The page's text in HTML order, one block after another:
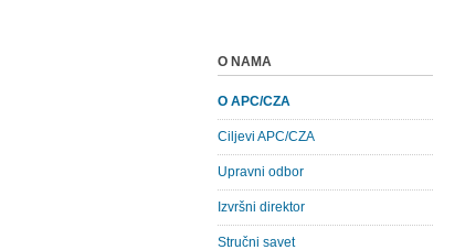
O NAMA
O APC/CZA
Ciljevi APC/CZA
Upravni odbor
Izvršni direktor
Stručni savet